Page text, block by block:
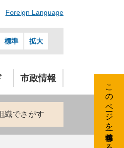
Foreign Language
標準 拡大
市政情報
織でさがす このページを一時保存する